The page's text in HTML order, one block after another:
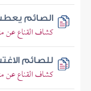
الصائم
كشاف القناع عن
للصائم
كشاف القناع عن